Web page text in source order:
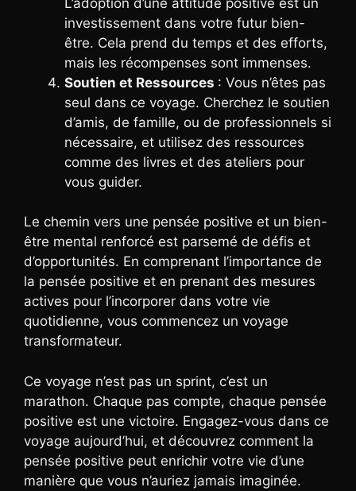
investissement dans votre futur bien-
être. Cela prend du temps et des efforts,
mais les récompenses sont immenses.
Soutien et Ressources : Vous n’êtes pas
seul dans ce voyage. Cherchez le soutien
d’amis, de famille, ou de professionnels si
nécessaire, et utilisez des ressources
comme des livres et des ateliers pour
vous guider.
Le chemin vers une pensée positive et un bien-
être mental renforcé est parsemé de défis et
d’opportunités. En comprenant l’importance de
la pensée positive et en prenant des mesures
actives pour l’incorporer dans votre vie
quotidienne, vous commencez un voyage
transformateur.
Ce voyage n’est pas un sprint, c’est un
marathon. Chaque pas compte, chaque pensée
positive est une victoire. Engagez-vous dans ce
voyage aujourd’hui, et découvrez comment la
pensée positive peut enrichir votre vie d’une
manière que vous n’auriez jamais imaginée.